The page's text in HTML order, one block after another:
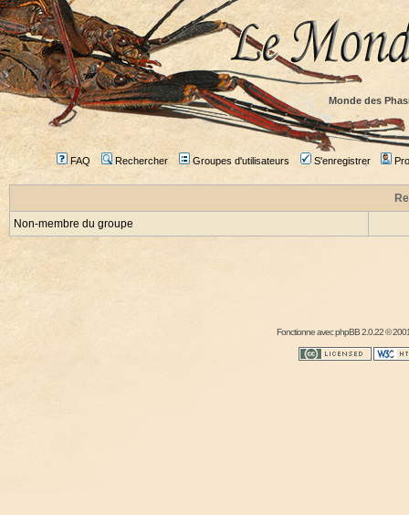
Monde des
FAQ Rechercher Groupes d'utilisateurs S'enregistrer
Non-membre du groupe
Fonctionne avecphpBB2.0.22 ©